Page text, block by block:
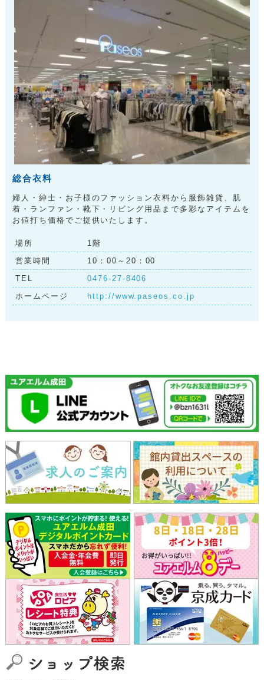
総合衣料
婦人・紳士・お子様のファッション衣料から服飾雑貨、肌
着・ランファン・靴下・リビング用品まで多彩なアイテムを
お値打ち価格でご提供いたします。
場所
1階
営業時間
10：00～20：00
TEL
0476-27-8406
ホームページ
http://www.paseos.co.jp